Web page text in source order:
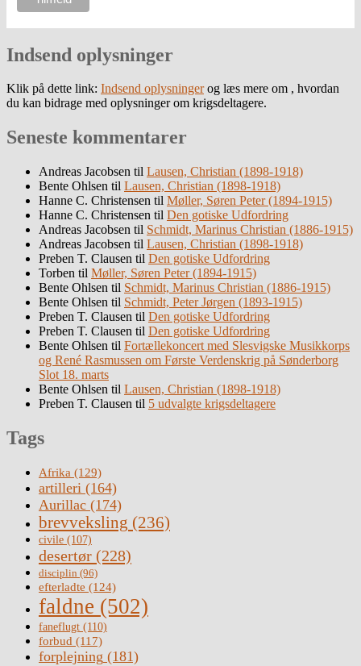
Indsend oplysninger
Klik på dette link: Indsend oplysningerog læs mere om , hvordan
du kan bidrage med oplysninger om krigsdeltagere.
Seneste kommentarer
Andreas Jacobsen til Lausen, Christian (1898-1918)
Bente Ohlsen til Lausen, Christian (1898-1918)
Hanne C. Christensen til Møller, Søren Peter (1894-1915)
Hanne C. Christensen til Den gotiske Udfordring
Andreas Jacobsen til Schmidt, Marinus Christian (1886-1915)
Andreas Jacobsen til Lausen, Christian (1898-1918)
Preben T. Clausen til Den gotiske Udfordring
Torben til Møller, Søren Peter (1894-1915)
Bente Ohlsen til Schmidt, Marinus Christian (1886-1915)
Bente Ohlsen til Schmidt, Peter Jørgen (1893-1915)
Preben T. Clausen til Den gotiske Udfordring
Preben T. Clausen til Den gotiske Udfordring
Bente Ohlsen til Fortællekoncert med Slesvigske Musikkorps
og René Rasmussen om Første Verdenskrig på Sønderborg
Slot 18. marts
Bente Ohlsen til Lausen, Christian (1898-1918)
Preben T. Clausen til 5 udvalgte krigsdeltagere
Tags
Afrika (129)
artilleri (164)
Aurillac (174)
brevveksling (236)
civile (107)
desertør (228)
disciplin (96)
efterladte (124)
faldne (502)
faneflugt (110)
forbud (117)
forplejning (181)